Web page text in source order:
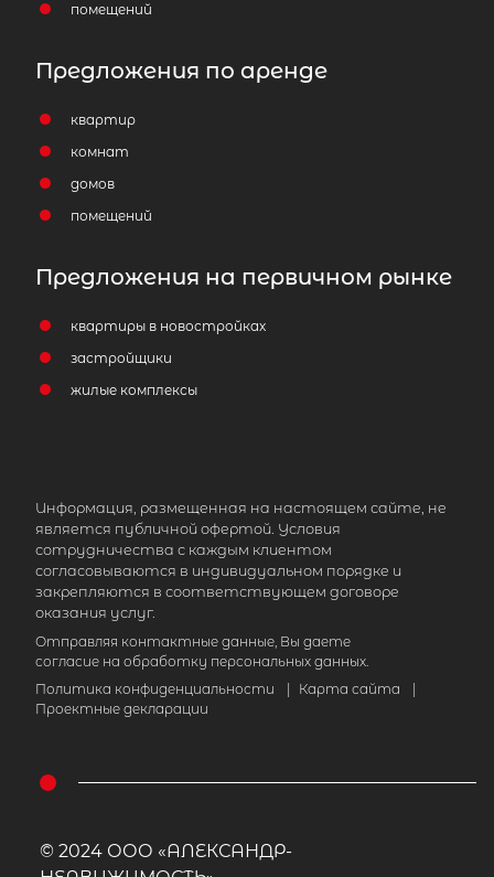
помещений
Предложения по аренде
квартир
комнат
домов
помещений
Предложения на первичном рынке
квартиры в новостройках
застройщики
жилые комплексы
Информация, размещенная на настоящем сайте, не
является публичной офертой. Условия
сотрудничества с каждым клиентом
согласовываются в индивидуальном порядке и
закрепляются в соответствующем договоре
оказания услуг.
Отправляя контактные данные, Вы даете
согласие на обработку персональных данных.
Политика конфиденциальности
Карта сайта
Проектные декларации
© 2024 ООО «АЛЕКСАНДР-